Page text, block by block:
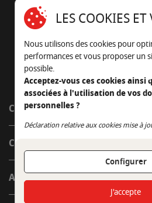
05 45 22
Nous envoyer un
CÔTÉ OUTDOOR
CÔTÉ INDOOR
AUTOUR DE LA TABLE
LES COOKIES
Nous utilisons des cookies pour
performances et vous proposer un
possible.
Acceptez-vous ces cookies ainsi
associées à l'utilisation de vos
personnelles ?
Déclaration relative aux cookies mise à
Configurer
Continuer sans
J'accepte